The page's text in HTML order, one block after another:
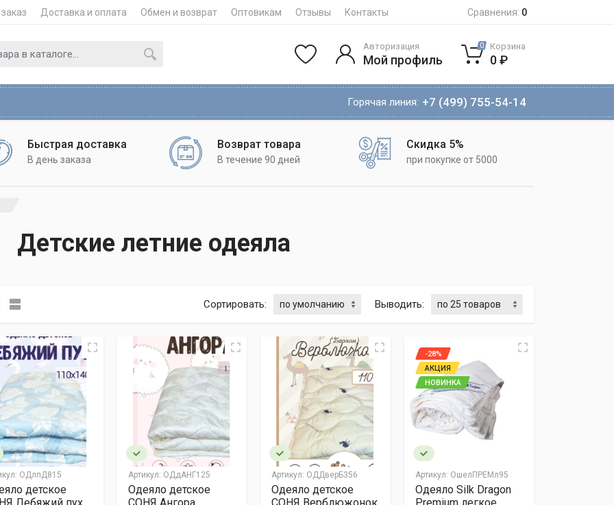
Доставка и оплата Обмен и возврат Оптовикам Отзывы Контакты Сравнения: 0
Горячая линия: +7 (499) 755-54-14
Авторизация
Мой профиль
0 Корзина
0 ₽
Быстрая доставка
В день заказа
Возврат товара
В течение 90 дней
Скидка 5%
при покупке от 5000
Детские летние одеяла
Сортировать: Выводить:
ОДлпД815
детское
Лебяжий пух
Артикул: ОДдАНГ125
Одеяло детское
СОНЯ Ангора
Артикул: ОДДверБ356
Одеяло детское
СОНЯ Верблюжонок
Артикул: ОшелПРЕМл95
-28%
АКЦИЯ
НОВИНКА
Одеяло Silk Dragon
Premium легкое